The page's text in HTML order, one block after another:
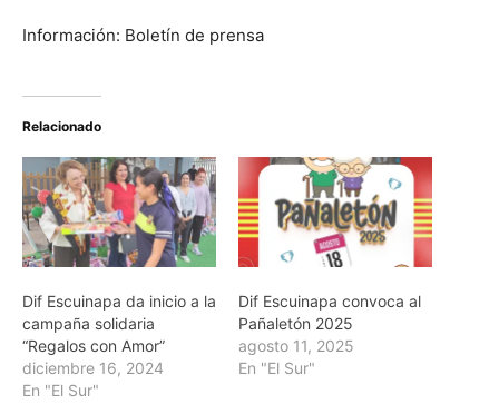
Información: Boletín de prensa
Relacionado
Dif Escuinapa da inicio a la
campaña solidaria
“Regalos con Amor”
diciembre 16, 2024
En "El Sur"
Dif Escuinapa convoca al
Pañaletón 2025
agosto 11, 2025
En "El Sur"